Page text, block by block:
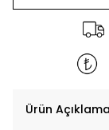
Ürün